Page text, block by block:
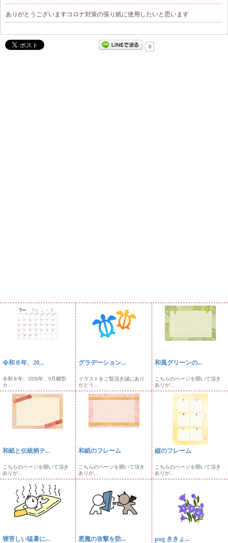
ありがとうございますコロナ対策の張り紙に使用したいと思います
0
令和８年、20...
令和８年、2026年、9月横型
カ...
グラデーション...
イラストをご覧頂き誠にあり
がとう...
和風グリーンの...
こちらのページを開いて頂き
ありが...
和紙と伝統柄テ...
こちらのページを開いて頂き
ありが...
和紙のフレーム
こちらのページを開いて頂き
ありが...
縦のフレーム
こちらのページを開いて頂き
ありが...
寝苦しい猛暑に... 悪魔の攻撃を防... png ききょ...